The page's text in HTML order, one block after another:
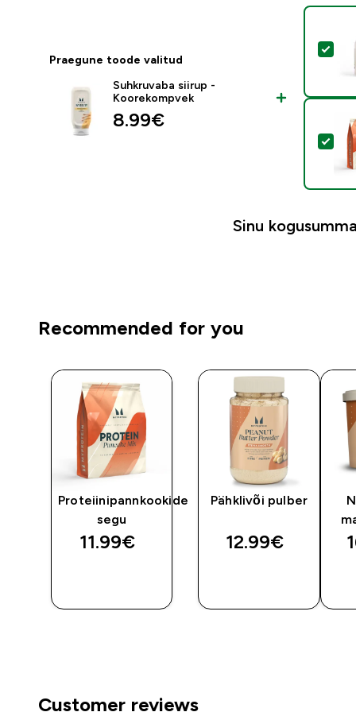
Praegune toode valitud
Suhkruvaba siirup -
Koorekompvek
8.99€‎
Sinu
Recommended for you
Proteiinipannkookide
segu
11.99€‎
Pähklivõi pulber
12.99€‎
Customer reviews